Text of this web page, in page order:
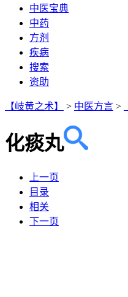
中医宝典
中药
方剂
疾病
搜索
资助
【岐黄之术】 > 中医方言 >
化痰丸
上一页
目录
相关
下一页